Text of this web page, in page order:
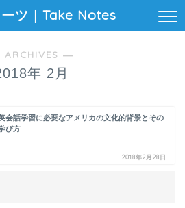
ツ｜Take Notes
―
年 2月
会話学習に必要なアメリカの文化的背景とその
び方
2018年2月28日